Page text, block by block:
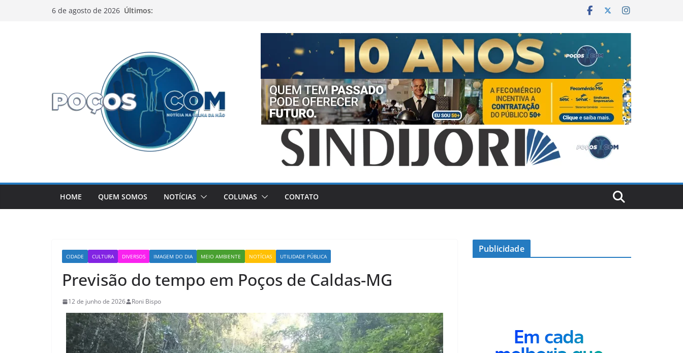
6 de agosto de 2026 Últimos:
HOME QUEM SOMOS NOTÍCIAS COLUNAS CONTATO
CIDADE CULTURA DIVERSOS IMAGEM DO DIA MEIO AMBIENTE NOTÍCIAS UTILIDADE PÚBLICA
Previsão do tempo em Poços de Caldas-MG
12 de junho de 2026 Roni Bispo
Publicidade